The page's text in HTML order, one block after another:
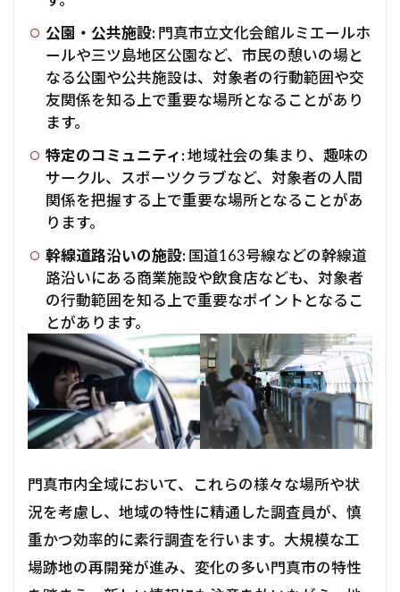
公園・公共施設:門真市立文化会館ルミエールホ
ールや三ツ島地区公園など、市民の憩いの場と
なる公園や公共施設は、対象者の行動範囲や交
友関係を知る上で重要な場所となることがあり
ます。
特定のコミュニティ:地域社会の集まり、趣味の
サークル、スポーツクラブなど、対象者の人間
関係を把握する上で重要な場所となることがあ
ります。
幹線道路沿いの施設:国道163号線などの幹線道
路沿いにある商業施設や飲食店なども、対象者
の行動範囲を知る上で重要なポイントとなるこ
とがあります。
門真市内全域において、これらの様々な場所や状
況を考慮し、地域の特性に精通した調査員が、慎
重かつ効率的に素行調査を行います。大規模な工
場跡地の再開発が進み、変化の多い門真市の特性